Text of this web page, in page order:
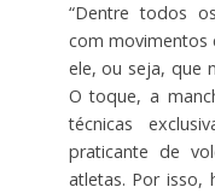
“Dentre todos
com movimentos
ele, ou seja, que
O toque, a
técnicas
praticante de
atletas. Por isso,